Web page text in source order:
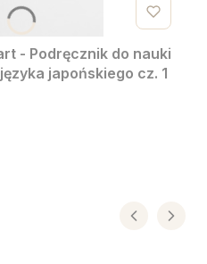
- Podręcznik do nauki
japońskiego cz. 1